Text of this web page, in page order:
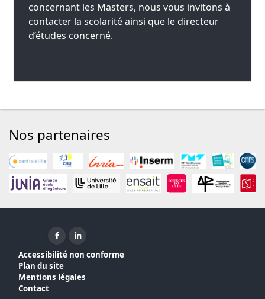
concernant les Masters, nous vous invitons à
contacter la scolarité ainsi que le directeur
d’études concerné.
Nos partenaires
Facebook ( nouvelle fenêtre)
Linkedin ( nouvelle fenêtre)
Accessibilité non conforme
Plan du site
Mentions légales
Contact